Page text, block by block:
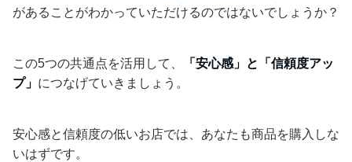
があることがわかっていただけるのではないでしょうか？
この5つの共通点を活用して、
「安心感」と「信頼度アッ
プ」 につなげていきましょう。
安心感と信頼度の低いお店では、あなたも商品を購入しな
いはずです。